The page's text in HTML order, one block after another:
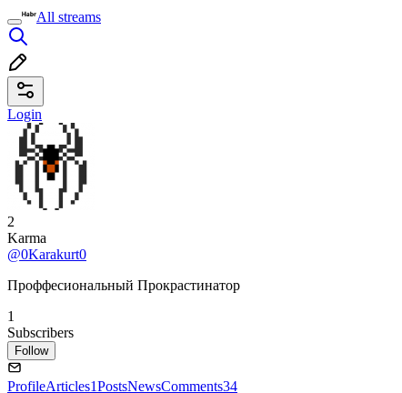
All streams
Login
2
Karma
@0Karakurt0
Проффесиональный Прокрастинатор
1
Subscribers
Follow
ProfileArticles1PostsNewsComments34